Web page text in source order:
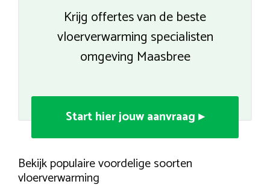
Krijg offertes van de beste
vloerverwarming specialisten
omgeving Maasbree
Start hier jouw aanvraag ▸
Bekijk populaire voordelige soorten
vloerverwarming